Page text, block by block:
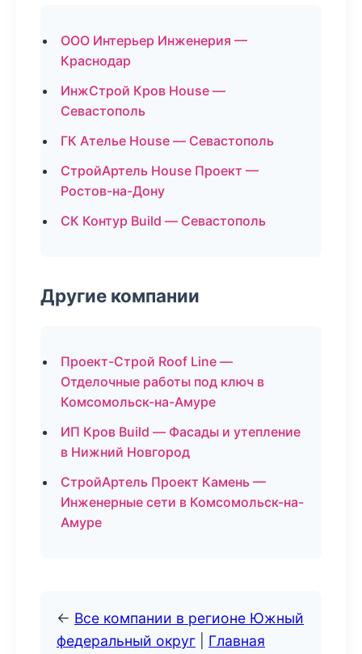
ООО Интерьер Инженерия —
Краснодар
ИнжСтрой Кров House —
Севастополь
ГК Ателье House — Севастополь
СтройАртель House Проект —
Ростов-на-Дону
СК Контур Build — Севастополь
Другие компании
Проект-Строй Roof Line —
Отделочные работы под ключ в
Комсомольск-на-Амуре
ИП Кров Build — Фасады и утепление
в Нижний Новгород
СтройАртель Проект Камень —
Инженерные сети в Комсомольск-на-
Амуре
← Все компании в регионе Южный
федеральный округ
Главная